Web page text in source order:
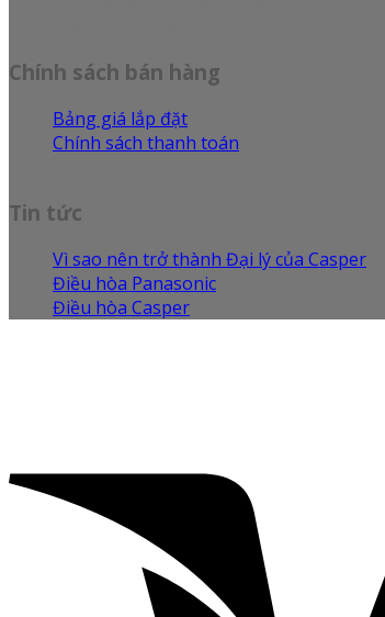
Chính sách bán hàng
Bảng giá lắp đặt
Chính sách thanh toán
Tin tức
Vì sao nên trở thành Đại lý của Casper
Điều hòa Panasonic
Điều hòa Casper